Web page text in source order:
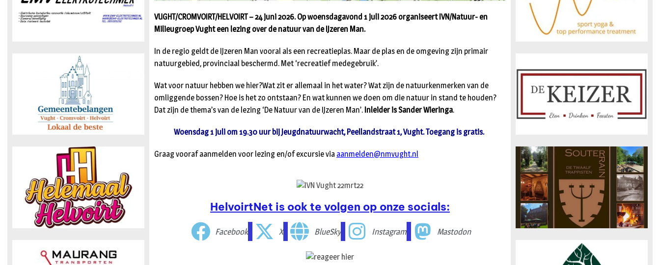
VUGHT/CROMVOIRT/HELVOIRT – 24 juni 2026. Op woensdagavond 1 juli 2026 organiseert IVN/Natuur- en
Milieugroep Vught een lezing over de natuur van de IJzeren Man.
In de regio geldt de IJzeren Man vooral als een recreatieplas. Maar de plas en de omgeving zijn primair
natuurgebied, provinciaal beschermd. Met ‘recreatief medegebruik’.
Wat voor natuur hebben we hier?Wat zit er allemaal in het water? Wat zijn de natuurkenmerken van de
omliggende bossen? Hoe is het zo ontstaan? En wat kunnen we doen om die natuur in stand te houden?
Dat zijn de thema’s van de lezing ‘De Natuur van de IJzeren Man’. Inleider is Sander Wieringa.
Woensdag 1 juli om 19.30 uur bij Jeugdnatuurwacht, Peellandstraat 1, Vught. Toegang is gratis.
Graag vooraf aanmelden voor lezing en/of excursie via aanmelden@nmvught.nl
HelvoirtNet is ook te volgen op onze socials:
Facebook X BlueSky Instagram Mastodon